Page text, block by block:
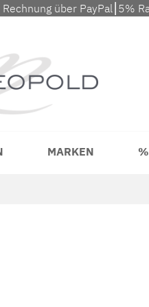
über PayPal⎮5%
MARKEN